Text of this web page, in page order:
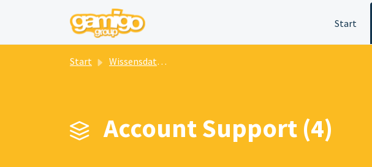
Zum hauptsächlichen Inhalt gehen
Start
Start Wissensdatenbank
Account Support (4)